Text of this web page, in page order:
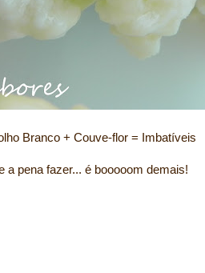
+ Couve-flor = Imbatíveis
demais!